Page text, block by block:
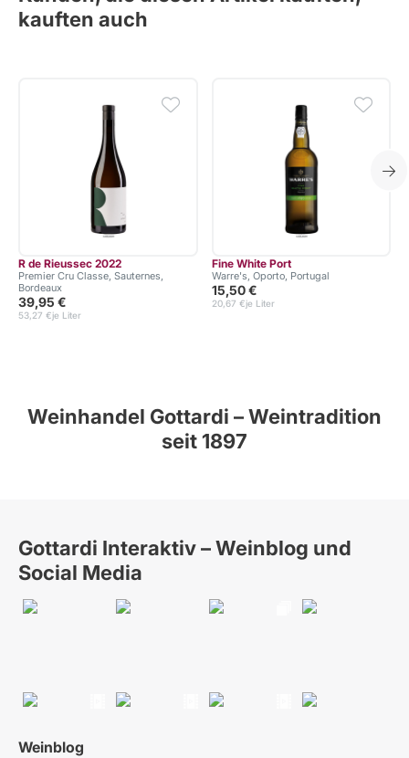
kauften auch
R de Rieussec 2022
Premier Cru Classe, Sauternes,
Bordeaux
39,95 €
je Liter
53,27 €
Fine White Port
Warre's, Oporto, Portugal
15,50 €
je Liter
20,67 €
Weinhandel Gottardi – Weintradition
seit 1897
Gottardi Interaktiv – Weinblog und
Social Media
Weinblog